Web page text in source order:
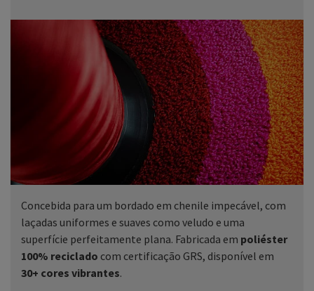
Concebida para um bordado em chenile impecável, com
laçadas uniformes e suaves como veludo e uma
superfície perfeitamente plana. Fabricada em poliéster
100% reciclado com certificação GRS, disponível em
30+ cores vibrantes.